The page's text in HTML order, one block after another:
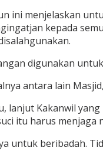
ini menjelaskan
kepada
digunakan
antara lain
lanjut Kakanwil
itu harus menjaga
untuk beribadah.